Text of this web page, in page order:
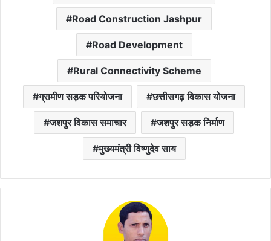
Road Construction Jashpur
Road Development
Rural Connectivity Scheme
ग्रामीण सड़क परियोजना छत्तीसगढ़ विकास योजना
जशपुर विकास समाचार जशपुर सड़क निर्माण
मुख्यमंत्री विष्णुदेव साय